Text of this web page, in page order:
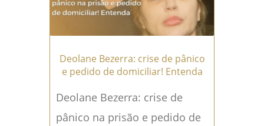
Deolane Bezerra: crise de pânico
e pedido de domiciliar! Entenda
Deolane Bezerra: crise de
pânico na prisão e pedido de